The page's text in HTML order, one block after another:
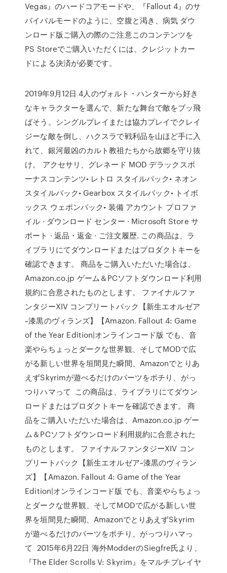
Vegas』のハードコアモードや、『Fallout 4』のサ
バイバルモードのように、空腹と渇き、病気 ダウ
ンロード版ご購入の際のご注意このコンテンツを
PS Storeでご購入いただくには、クレジットカー
ドによる決済が必要です。
2019年9月12日 4人のヴォルト・ハンターから好き
なキャラクターを選んで、新たな舞台で敵をブッ飛
ばそう。シングルプレイまたは協力プレイでクレイ
ジーな敵を倒し、ハクスラで戦利品を山ほど手に入
れて、銀河最凶のカルト教祖たちから故郷を守り抜
け。 アクセサリ、グレネード MOD デラックスボ
ーナスコンテンツ• レトロ スタイルパック• ネオン
スタイルパック• Gearbox スタイルパック• トイボ
ックス ウェポンパック• 装備 アカウント プロファ
イル · ダウンロード センター · Microsoft Store サ
ポート · 返品・返金 · ご注文履歴. この商品は、ラ
イブラリにてダウンロードまたはプロダクトキーを
確認できます。 商品をご購入いただいた場合は、
Amazon.co.jp ゲーム＆PCソフトダウンロード利用
規約に合意されたものとします。 ファイナルファ
ンタジーXIV コンプリートパック【新生エオルゼア
~漆黒のヴィランズ】【Amazon. Fallout 4: Game
of the Year Edition|オンラインコード版 でも、音
楽やらちょっとダークな世界観、そしてMODで広
がる新しい世界を垣間見た瞬間、Amazonでとりあ
えずSkyrimが遊べるだけのパーツをポチり、がっ
つりハマって この商品は、ライブラリにてダウン
ロードまたはプロダクトキーを確認できます。 商
品をご購入いただいた場合は、Amazon.co.jp ゲー
ム＆PCソフトダウンロード利用規約に合意された
ものとします。 ファイナルファンタジーXIV コン
プリートパック【新生エオルゼア~漆黒のヴィラン
ズ】【Amazon. Fallout 4: Game of the Year
Edition|オンラインコード版 でも、音楽やらちょっ
とダークな世界観、そしてMODで広がる新しい世
界を垣間見た瞬間、AmazonでとりあえずSkyrim
が遊べるだけのパーツをポチり、がっつりハマっ
て 2015年6月22日 海外ModderのSiegfre氏より、
『The Elder Scrolls V: Skyrim』をマルチプレイヤ